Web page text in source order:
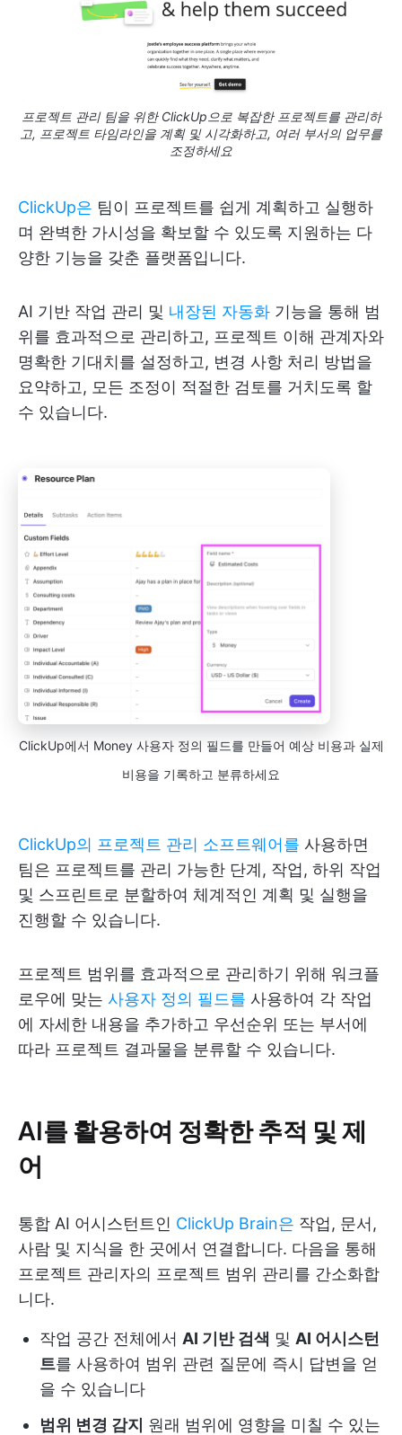
프로젝트 관리 팀을 위한 ClickUp으로 복잡한 프로젝트를 관리하
고, 프로젝트 타임라인을 계획 및 시각화하고, 여러 부서의 업무를
조정하세요
ClickUp은 팀이 프로젝트를 쉽게 계획하고 실행하
며 완벽한 가시성을 확보할 수 있도록 지원하는 다
양한 기능을 갖춘 플랫폼입니다.
AI 기반 작업 관리 및 내장된 자동화 기능을 통해 범
위를 효과적으로 관리하고, 프로젝트 이해 관계자와
명확한 기대치를 설정하고, 변경 사항 처리 방법을
요약하고, 모든 조정이 적절한 검토를 거치도록 할
수 있습니다.
ClickUp에서 Money 사용자 정의 필드를 만들어 예상 비용과 실제
비용을 기록하고 분류하세요
ClickUp의 프로젝트 관리 소프트웨어를 사용하면
팀은 프로젝트를 관리 가능한 단계, 작업, 하위 작업
및 스프린트로 분할하여 체계적인 계획 및 실행을
진행할 수 있습니다.
프로젝트 범위를 효과적으로 관리하기 위해 워크플
로우에 맞는 사용자 정의 필드를 사용하여 각 작업
에 자세한 내용을 추가하고 우선순위 또는 부서에
따라 프로젝트 결과물을 분류할 수 있습니다.
AI를 활용하여 정확한 추적 및 제
어
통합 AI 어시스턴트인 ClickUp Brain은 작업, 문서,
사람 및 지식을 한 곳에서 연결합니다. 다음을 통해
프로젝트 관리자의 프로젝트 범위 관리를 간소화합
니다.
작업 공간 전체에서 AI 기반 검색 및 AI 어시스턴
트를 사용하여 범위 관련 질문에 즉시 답변을 얻
을 수 있습니다
범위 변경 감지 원래 범위에 영향을 미칠 수 있는